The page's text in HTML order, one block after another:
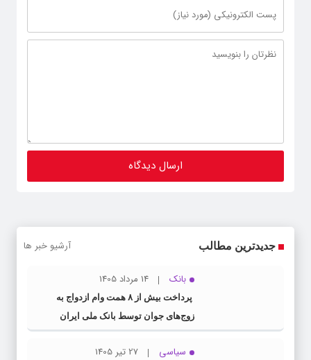
جدیدترین مطالب آرشیو خبر ها
بانک 14 مرداد 1405
پرداخت بیش از ۸ همت وام ازدواج به
زوج‌های جوان توسط بانک ملی ایران
سیاسی 27 تیر 1405